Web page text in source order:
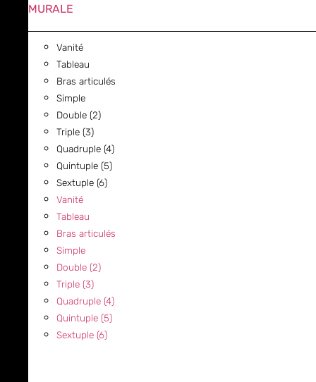
MURALE
Vanité
Tableau
Bras articulés
Simple
Double (2)
Triple (3)
Quadruple (4)
Quintuple (5)
Sextuple (6)
Vanité
Tableau
Bras articulés
Simple
Double (2)
Triple (3)
Quadruple (4)
Quintuple (5)
Sextuple (6)